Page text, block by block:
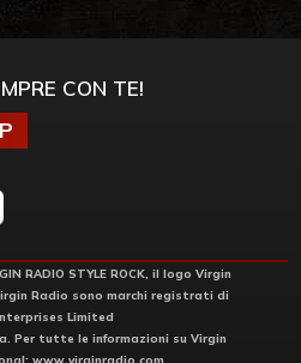
CON TE!
RADIO STYLE ROCK, il logo Virgin
Radio sono marchi registrati di
Limited
Per tutte le informazioni su Virgin
www.virginradio.com